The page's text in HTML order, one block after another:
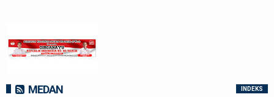
MEDAN INDEKS